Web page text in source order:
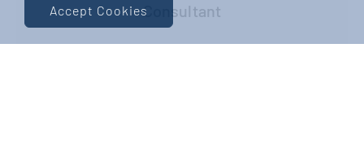
Consultant
Accept Cookies